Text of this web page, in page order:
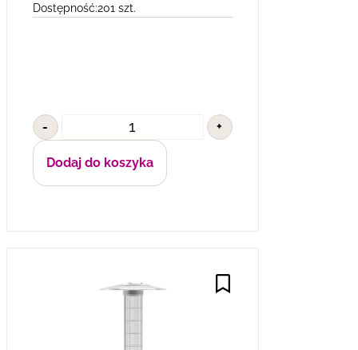
Dostępność:201 szt.
- +
Dodaj do koszyka